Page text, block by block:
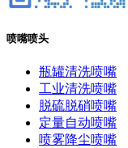
喷嘴喷头
瓶罐清洗喷嘴
工业清洗喷嘴
脱硫脱硝喷嘴
定量自动喷嘴
喷雾降尘喷嘴